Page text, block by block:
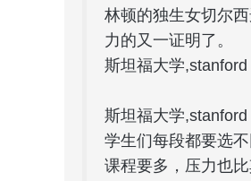
林顿的独生女切尔
力的又一证明了。
斯坦福大学
斯坦福大学
学生们每段都要选
课程要多，压力也